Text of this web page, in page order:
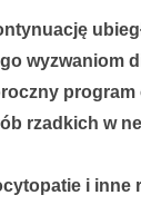
wyzwaniom
rzadkich w
i inne